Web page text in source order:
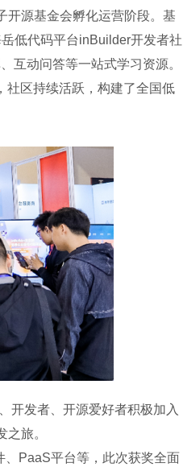
源基金会孵化运营阶段。基
低代码平台inBuilder开发者社
互动问答等一站式学习资源。
社区持续活跃，构建了全国低
发者、开源爱好者积极加入
旅。
PaaS平台等，此次获奖全面